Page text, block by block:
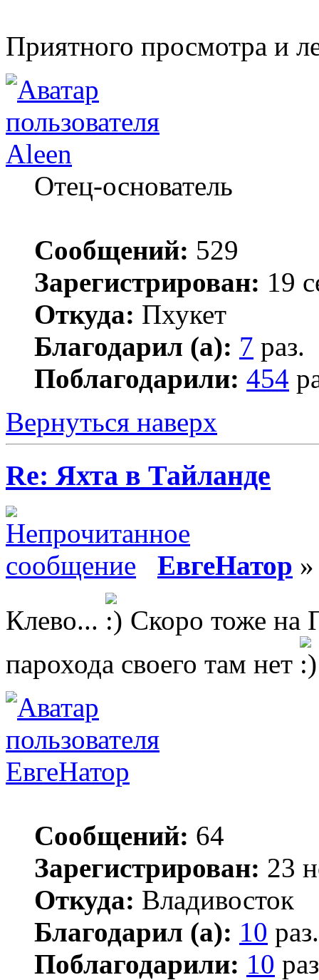
Приятного просмотра и
Aleen
Отец-основатель
Сообщений: 529
Зарегистрирован: 19
Откуда: Пхукет
Благодарил (а): 7 раз.
Поблагодарили: 454
Вернуться наверх
Re: Яхта в Тайланде
ЕвгеНатор
Клево...
Скоро тоже на
парохода своего там нет
ЕвгеНатор
Сообщений: 64
Зарегистрирован: 23
Откуда: Владивосток
Благодарил (а): 10 раз.
Поблагодарили: 10